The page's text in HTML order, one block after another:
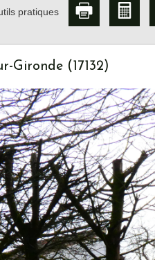
pratiques
Gironde (17132)